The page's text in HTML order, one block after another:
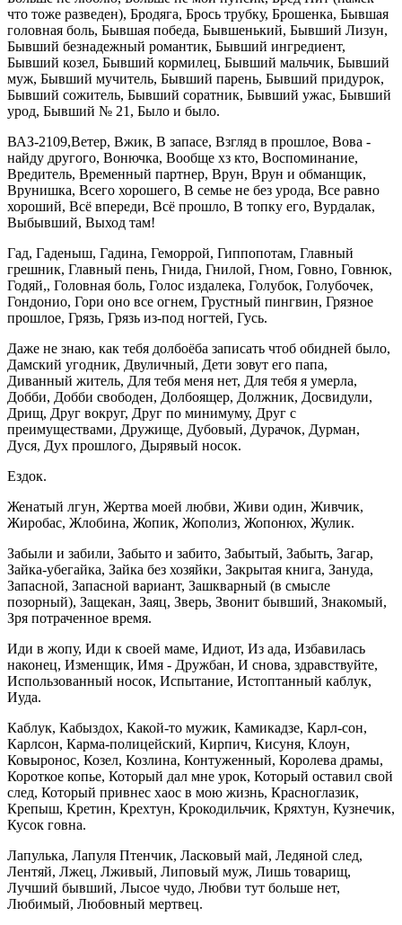
что тоже разведен), Бродяга, Брось трубку, Брошенка, Бывшая
головная боль, Бывшая победа, Бывшенький, Бывший Лизун,
Бывший безнадежный романтик, Бывший ингредиент,
Бывший козел, Бывший кормилец, Бывший мальчик, Бывший
муж, Бывший мучитель, Бывший парень, Бывший придурок,
Бывший сожитель, Бывший соратник, Бывший ужас, Бывший
урод, Бывший № 21, Было и было.
ВАЗ-2109,Ветер, Вжик, В запасе, Взгляд в прошлое, Вова -
найду другого, Вонючка, Вообще хз кто, Воспоминание,
Вредитель, Временный партнер, Врун, Врун и обманщик,
Врунишка, Всего хорошего, В семье не без урода, Все равно
хороший, Всё впереди, Всё прошло, В топку его, Вурдалак,
Выбывший, Выход там!
Гад, Гаденыш, Гадина, Геморрой, Гиппопотам, Главный
грешник, Главный пень, Гнида, Гнилой, Гном, Говно, Говнюк,
Годяй,, Головная боль, Голос издалека, Голубок, Голубочек,
Гондонио, Гори оно все огнем, Грустный пингвин, Грязное
прошлое, Грязь, Грязь из-под ногтей, Гусь.
Даже не знаю, как тебя долбоёба записать чтоб обидней было,
Дамский угодник, Двуличный, Дети зовут его папа,
Диванный житель, Для тебя меня нет, Для тебя я умерла,
Добби, Добби свободен, Долбоящер, Должник, Досвидули,
Дрищ, Друг вокруг, Друг по минимуму, Друг с
преимуществами, Дружище, Дубовый, Дурачок, Дурман,
Дуся, Дух прошлого, Дырявый носок.
Ездок.
Женатый лгун, Жертва моей любви, Живи один, Живчик,
Жиробас, Жлобина, Жопик, Жополиз, Жопонюх, Жулик.
Забыли и забили, Забыто и забито, Забытый, Забыть, Загар,
Зайка-убегайка, Зайка без хозяйки, Закрытая книга, Зануда,
Запасной, Запасной вариант, Зашкварный (в смысле
позорный), Защекан, Заяц, Зверь, Звонит бывший, Знакомый,
Зря потраченное время.
Иди в жопу, Иди к своей маме, Идиот, Из ада, Избавилась
наконец, Изменщик, Имя - Дружбан, И снова, здравствуйте,
Использованный носок, Испытание, Истоптанный каблук,
Иуда.
Каблук, Кабыздох, Какой-то мужик, Камикадзе, Карл-сон,
Карлсон, Карма-полицейский, Кирпич, Кисуня, Клоун,
Ковыронос, Козел, Козлина, Контуженный, Королева драмы,
Короткое копье, Который дал мне урок, Который оставил свой
след, Который привнес хаос в мою жизнь, Красноглазик,
Крепыш, Кретин, Крехтун, Крокодильчик, Кряхтун, Кузнечик,
Кусок говна.
Лапулька, Лапуля Птенчик, Ласковый май, Ледяной след,
Лентяй, Лжец, Лживый, Липовый муж, Лишь товарищ,
Лучший бывший, Лысое чудо, Любви тут больше нет,
Любимый, Любовный мертвец.